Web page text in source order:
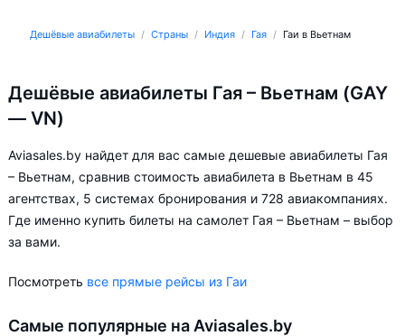
Дешёвые авиабилеты Страны Индия Гая Гаи в Вьетнам
Дешёвые авиабилеты Гая – Вьетнам (GAY
— VN)
Aviasales.by найдет для вас самые дешевые авиабилеты Гая
– Вьетнам, сравнив стоимость авиабилета в Вьетнам в 45
агентствах, 5 системах бронирования и 728 авиакомпаниях.
Где именно купить билеты на самолет Гая – Вьетнам – выбор
за вами.
Посмотреть все прямые рейсы из Гаи
Самые популярные на Aviasales.by